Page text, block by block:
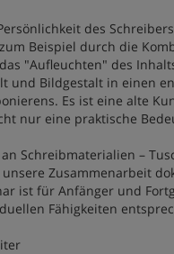
des
Beispiel durch die
"Aufleuchten" des
und Bildgestalt in einen
Es ist eine alte
nur eine praktische
Schreibmaterialien –
unsere Zusammenarbeit
ist für Anfänger und
Fähigkeiten